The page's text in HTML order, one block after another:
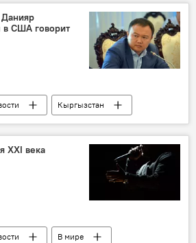
2018 года в России
в США говорит
Кыргызстан
имущество
XXI века
В мире